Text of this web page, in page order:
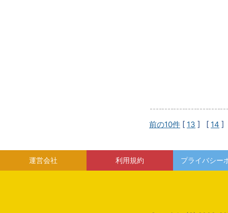
前の10件 [ 13 ] [ 14 ]
運営会社 利用規約 プライバシー